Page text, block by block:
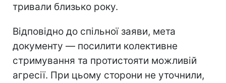
тривали близько року.
Відповідно до спільної заяви, мета
документу — посилити колективне
стримування та протистояти можливій
агресії. При цьому сторони не уточнили,